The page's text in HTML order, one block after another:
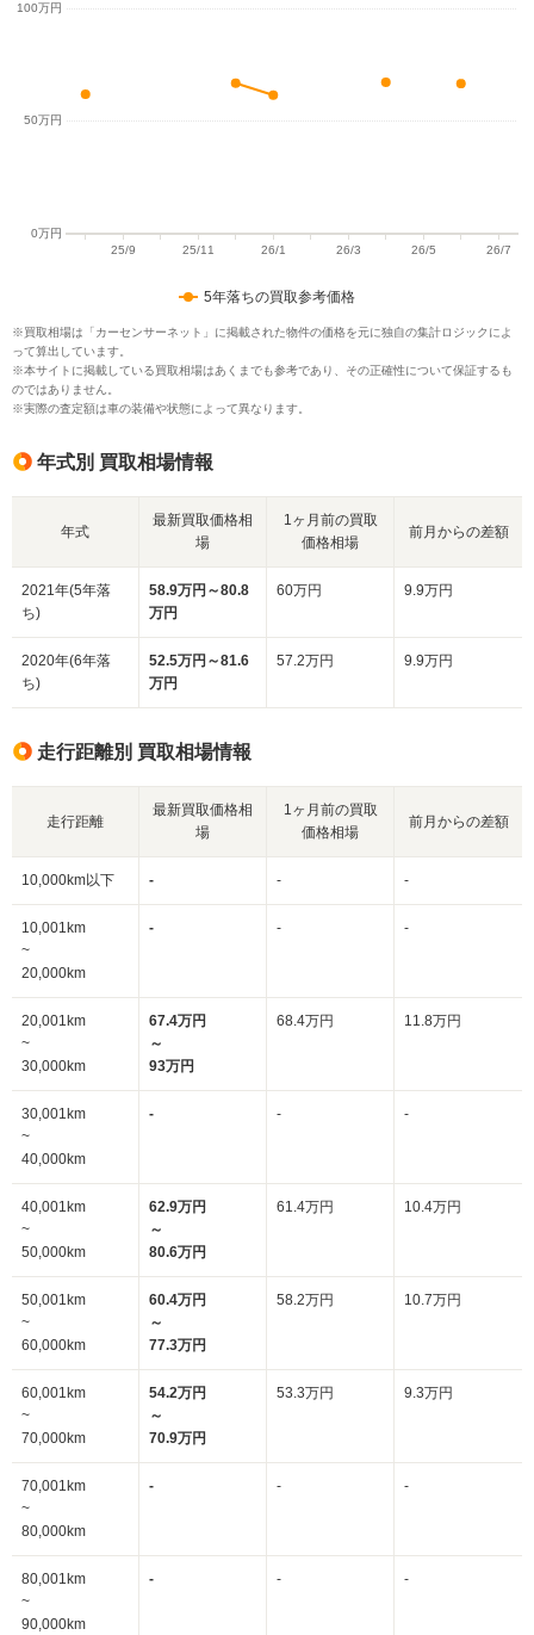
5年落ちの買取参考価格
※買取相場は「カーセンサーネット」に掲載された物件の価格を元に独自の集計ロジックによ
って算出しています。
※本サイトに掲載している買取相場はあくまでも参考であり、その正確性について保証するも
のではありません。
※実際の査定額は車の装備や状態によって異なります。
年式別 買取相場情報
年式
最新買取価格相
場
1ヶ月前の買取
価格相場
前月からの差額
2021年(5年落
ち)
58.9万円～80.8
万円
60万円 9.9万円
2020年(6年落
ち)
52.5万円～81.6
万円
57.2万円 9.9万円
走行距離別 買取相場情報
走行距離
最新買取価格相
場
1ヶ月前の買取
価格相場
前月からの差額
10,000km以下 - - -
10,001km
~
20,000km
- - -
20,001km
~
30,000km
67.4万円
～
93万円
68.4万円 11.8万円
30,001km
~
40,000km
- - -
40,001km
~
50,000km
62.9万円
～
80.6万円
61.4万円 10.4万円
50,001km
~
60,000km
60.4万円
～
77.3万円
58.2万円 10.7万円
60,001km
~
70,000km
54.2万円
～
70.9万円
53.3万円 9.3万円
70,001km
~
80,000km
- - -
80,001km
~
90,000km
- - -